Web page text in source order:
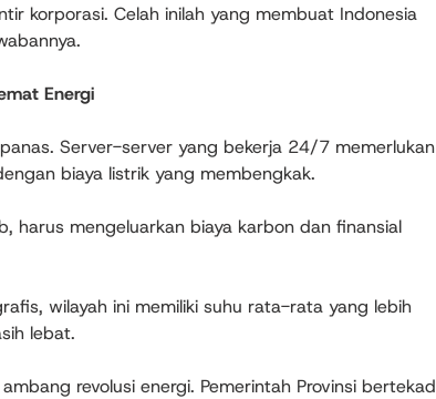
korporasi. Celah inilah yang membuat Indonesia
Energi
Server-server yang bekerja 24/7 memerlukan
biaya listrik yang membengkak.
harus mengeluarkan biaya karbon dan finansial
wilayah ini memiliki suhu rata-rata yang lebih
lebat.
revolusi energi. Pemerintah Provinsi bertekad